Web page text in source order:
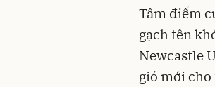
Tâm điểm
gạch tên
Newcastle
gió mới